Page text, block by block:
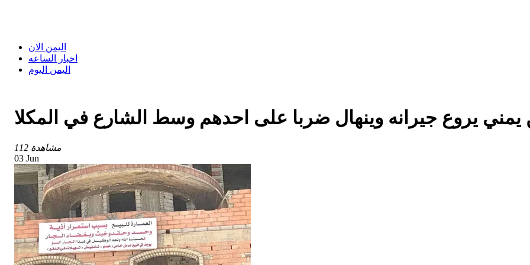
اليمن الان
اخبار الساعه
اليمن اليوم
يروع جيرانه وينهال ضربا على احدهم وسط الشارع في المكلا
112 مشاهدة
03 Jun